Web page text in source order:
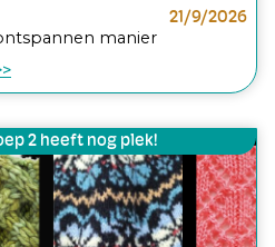
21/9/2026
manier
2 heeft nog plek!